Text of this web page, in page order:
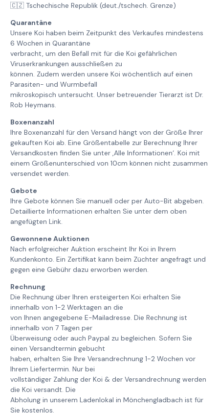
🇨🇿 Tschechische Republik (deut./tschech. Grenze)
Quarantäne
Unsere Koi haben beim Zeitpunkt des Verkaufes mindestens
6 Wochen in Quarantäne
verbracht, um den Befall mit für die Koi gefährlichen
Viruserkrankungen ausschließen zu
können. Zudem werden unsere Koi wöchentlich auf einen
Parasiten- und Wurmbefall
mikroskopisch untersucht. Unser betreuender Tierarzt ist Dr.
Rob Heymans.
Boxenanzahl
Ihre Boxenanzahl für den Versand hängt von der Größe Ihrer
gekauften Koi ab. Eine Größentabelle zur Berechnung Ihrer
Versandkosten finden Sie unter ‚Alle Informationen‘. Koi mit
einem Größenunterschied von 10cm können nicht zusammen
versendet werden.
Gebote
Ihre Gebote können Sie manuell oder per Auto-Bit abgeben.
Detaillierte Informationen erhalten Sie unter dem oben
angefügten Link.
Gewonnene Auktionen
Nach erfolgreicher Auktion erscheint Ihr Koi in Ihrem
Kundenkonto. Ein Zertifikat kann beim Züchter angefragt und
gegen eine Gebühr dazu erworben werden.
Rechnung
Die Rechnung über Ihren ersteigerten Koi erhalten Sie
innerhalb von 1-2 Werktagen an die
von Ihnen angegebene E-Mailadresse. Die Rechnung ist
innerhalb von 7 Tagen per
Überweisung oder auch Paypal zu begleichen. Sofern Sie
einen Versandtermin gebucht
haben, erhalten Sie Ihre Versandrechnung 1-2 Wochen vor
Ihrem Liefertermin. Nur bei
vollständiger Zahlung der Koi & der Versandrechnung werden
die Koi versandt. Die
Abholung in unserem Ladenlokal in Mönchengladbach ist für
Sie kostenlos.